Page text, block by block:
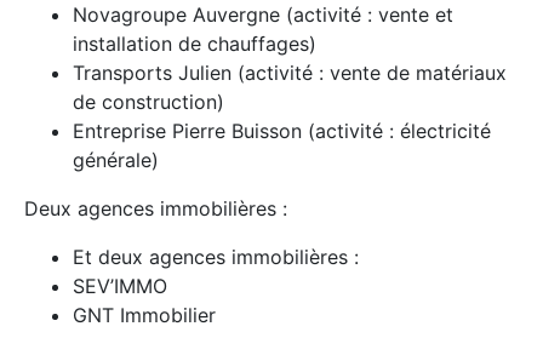
Novagroupe Auvergne (activité : vente et
installation de chauffages)
Transports Julien (activité : vente de matériaux
de construction)
Entreprise Pierre Buisson (activité : électricité
générale)
Deux agences immobilières :
Et deux agences immobilières :
SEV’IMMO
GNT Immobilier